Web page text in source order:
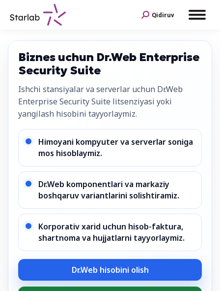
Qidiruv
Biznes uchun Dr.Web Enterprise
Security Suite
Ishchi stansiyalar va serverlar uchun Dr.Web
Enterprise Security Suite litsenziyasi yoki
yangilash hisobini tayyorlaymiz.
Himoyani kompyuter va serverlar soniga
mos hisoblaymiz.
Dr.Web komponentlari va markaziy
boshqaruv variantlarini solishtiramiz.
Korporativ xarid uchun hisob-faktura,
shartnoma va hujjatlarni tayyorlaymiz.
Dr.Web hisobini olish